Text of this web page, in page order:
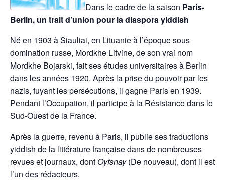
Dans le cadre de la saison Paris-
Berlin, un trait d’union pour la diaspora yiddish
Né en 1903 à Siauliai, en Lituanie à l’époque sous
domination russe, Mordkhe Litvine, de son vrai nom
Mordkhe Bojarski, fait ses études universitaires à Berlin
dans les années 1920. Après la prise du pouvoir par les
nazis, fuyant les persécutions, il gagne Paris en 1939.
Pendant l’Occupation, il participe à la Résistance dans le
Sud-Ouest de la France.
Après la guerre, revenu à Paris, il publie ses traductions
yiddish de la littérature française dans de nombreuses
revues et journaux, dont Oyfsnay(De nouveau), dont il est
l’un des rédacteurs.